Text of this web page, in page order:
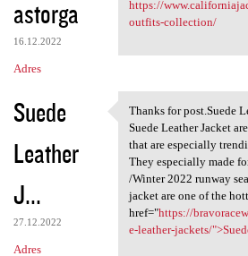
astorga
16.12.2022
Adres
https://
outfits-collection/
Suede
Leather
J...
27.12.2022
Adres
Thanks for
Thanks for post.Suede
Suede Leather Jacket
that are especially
They especially made
/Winter 2022 runway
jacket are one of the
href="https://
e-leather-jackets/